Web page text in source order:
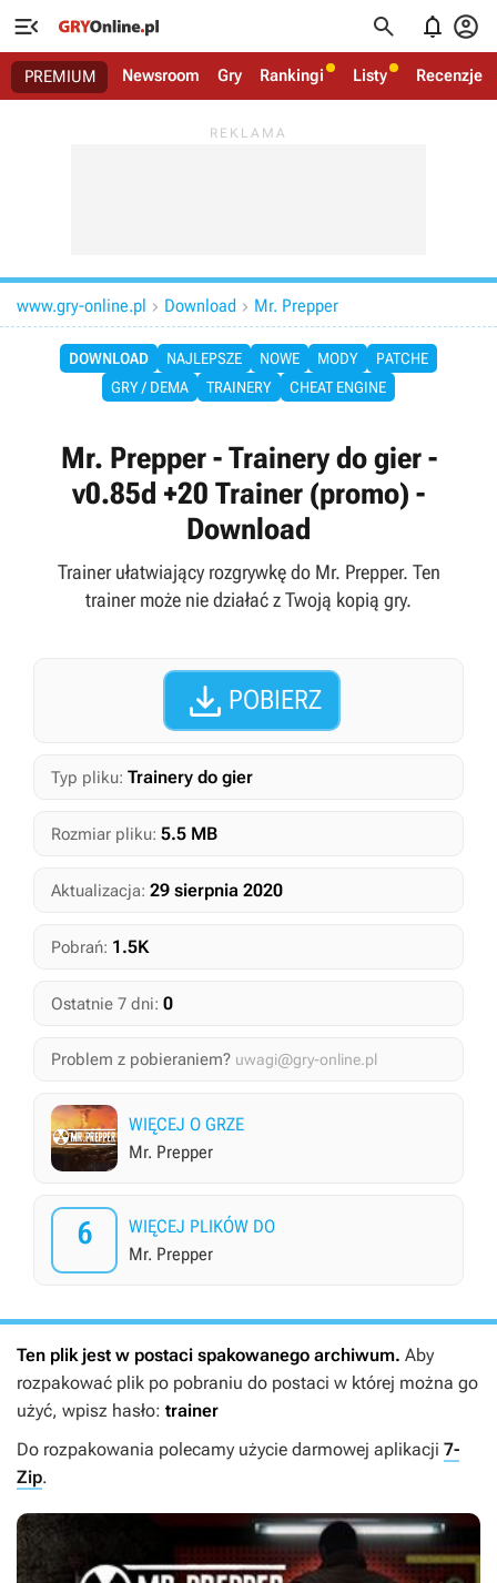
   
PREMIUM Newsroom Gry Rankingi Listy Recenzje
www.gry-online.pl  Download  Mr. Prepper
DOWNLOAD NAJLEPSZE NOWE MODY
PATCHE
GRY / DEMA
TRAINERY CHEAT ENGINE
Mr. Prepper - Trainery do gier -
v0.85d +20 Trainer (promo) -
Download
Trainer ułatwiający rozgrywkę do Mr. Prepper. Ten
trainer może nie działać z Twoją kopią gry.
 POBIERZ
Typ pliku: Trainery do gier
Rozmiar pliku: 5.5 MB
Aktualizacja: 29 sierpnia 2020
Pobrań: 1.5K
Ostatnie 7 dni: 0
Problem z pobieraniem? uwagi@gry-online.pl
WIĘCEJ O GRZE
Mr. Prepper
6
WIĘCEJ PLIKÓW DO
Mr. Prepper
Ten plik jest w postaci spakowanego archiwum. Aby
rozpakować plik po pobraniu do postaci w której można go
użyć, wpisz hasło: trainer
Do rozpakowania polecamy użycie darmowej aplikacji 7-
Zip.